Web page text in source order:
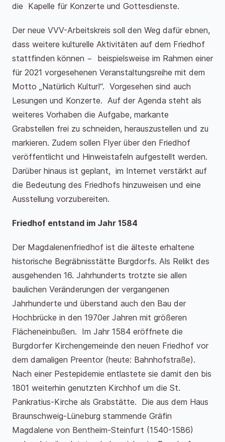
die Kapelle für Konzerte und Gottesdienste.
Der neue VVV-Arbeitskreis soll den Weg dafür ebnen,
dass weitere kulturelle Aktivitäten auf dem Friedhof
stattfinden können − beispielsweise im Rahmen einer
für 2021 vorgesehenen Veranstaltungsreihe mit dem
Motto „Natürlich Kultur!“. Vorgesehen sind auch
Lesungen und Konzerte. Auf der Agenda steht als
weiteres Vorhaben die Aufgabe, markante
Grabstellen frei zu schneiden, herauszustellen und zu
markieren. Zudem sollen Flyer über den Friedhof
veröffentlicht und Hinweistafeln aufgestellt werden.
Darüber hinaus ist geplant, im Internet verstärkt auf
die Bedeutung des Friedhofs hinzuweisen und eine
Ausstellung vorzubereiten.
Friedhof entstand im Jahr 1584
Der Magdalenenfriedhof ist die älteste erhaltene
historische Begräbnisstätte Burgdorfs. Als Relikt des
ausgehenden 16. Jahrhunderts trotzte sie allen
baulichen Veränderungen der vergangenen
Jahrhunderte und überstand auch den Bau der
Hochbrücke in den 1970er Jahren mit größeren
Flächeneinbußen. Im Jahr 1584 eröffnete die
Burgdorfer Kirchengemeinde den neuen Friedhof vor
dem damaligen Preentor (heute: Bahnhofstraße).
Nach einer Pestepidemie entlastete sie damit den bis
1801 weiterhin genutzten Kirchhof um die St.
Pankratius-Kirche als Grabstätte. Die aus dem Haus
Braunschweig-Lüneburg stammende Gräfin
Magdalene von Bentheim-Steinfurt (1540-1586)